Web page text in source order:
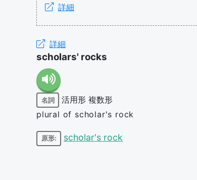
詳細
詳細
scholars' rocks
名詞 活用形 複数形
plural of scholar's rock
原形: scholar's rock